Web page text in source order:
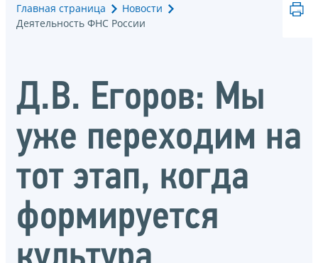
Главная страница
Новости
Деятельность ФНС России
Д.В. Егоров: Мы
уже переходим на
тот этап, когда
формируется